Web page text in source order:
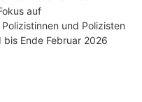
auf
und Polizisten
Ende Februar 2026